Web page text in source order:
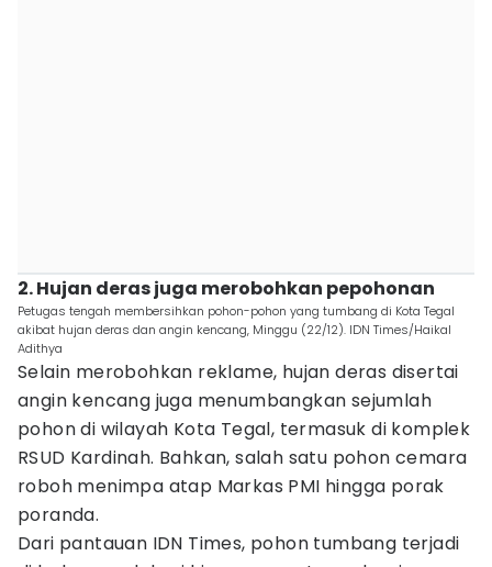
2. Hujan deras juga merobohkan pepohonan
Petugas tengah membersihkan pohon-pohon yang tumbang di Kota Tegal
akibat hujan deras dan angin kencang, Minggu (22/12). IDN Times/Haikal
Adithya
Selain merobohkan reklame, hujan deras disertai
angin kencang juga menumbangkan sejumlah
pohon di wilayah Kota Tegal, termasuk di komplek
RSUD Kardinah. Bahkan, salah satu pohon cemara
roboh menimpa atap Markas PMI hingga porak
poranda.
Dari pantauan IDN Times, pohon tumbang terjadi